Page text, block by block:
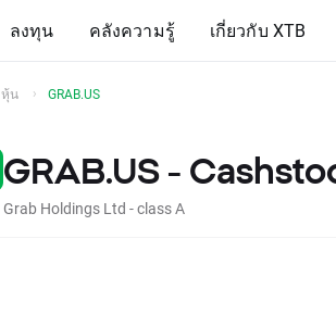
ลงทุน คลังความรู้ เกี่ยวกับ XTB
หุ้น GRAB.US
GRAB.US -
Grab Holdings Ltd - class A